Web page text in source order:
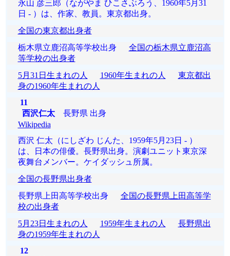
永山 彦三郎（ながやま ひこさぶろう、1960年5月31
日 - ）は、作家、教員。東京都出身。
全国の東京都出身者
栃木県立鹿沼高等学校出身 全国の栃木県立鹿沼高
等学校の出身者
5月31日生まれの人
1960年生まれの人
東京都出
身の1960年生まれの人
11
西沢仁太長野県 出身
Wikipedia
西沢 仁太（にしざわ じんた、1959年5月23日 - ）
は、日本の俳優。長野県出身。演劇ユニット東京深
夜舞台メンバー。ケイダッシュ所属。
全国の長野県出身者
長野県上田高等学校出身 全国の長野県上田高等学
校の出身者
5月23日生まれの人
1959年生まれの人
長野県出
身の1959年生まれの人
12